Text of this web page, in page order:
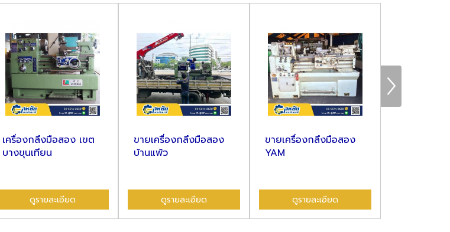
เครื่องกลึงมือสอง เขต
บางขุนเทียน
ดูรายละเอียด
ขายเครื่องกลึงมือสอง
บ้านแพ้ว
ดูรายละเอียด
ขายเครื่องกลึงมือสอง
YAM
ดูรายละเอียด